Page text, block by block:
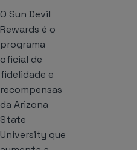
O Sun Devil
Rewards é o
programa
oficial de
fidelidade e
recompensas
da Arizona
State
University que